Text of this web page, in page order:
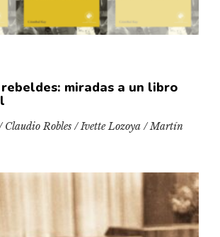
miradas a un libro
Claudio Robles / Ivette Lozoya / Martín